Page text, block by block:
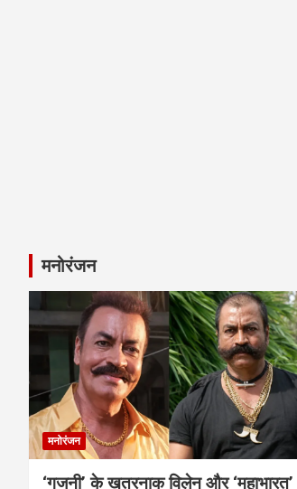
मनोरंजन
मनोरंजन
‘गजनी’ के खतरनाक विलेन और ‘महाभारत’